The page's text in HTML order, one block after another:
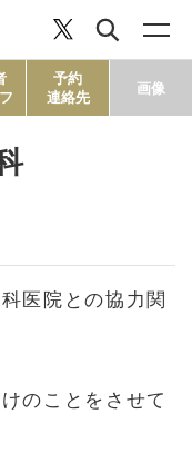
予約
連絡先
画像
医院との協力関
のことをさせて